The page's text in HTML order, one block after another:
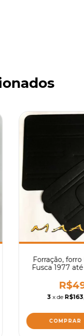
Forração,
Fusca 1977
3 x de
COMPRAR